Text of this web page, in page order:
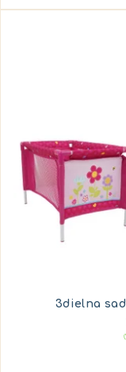
3dielna